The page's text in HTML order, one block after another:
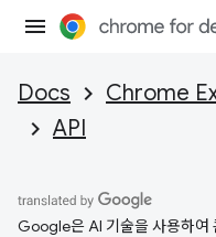
Docs Chrome
API
Google은 AI 기술을 사용하여